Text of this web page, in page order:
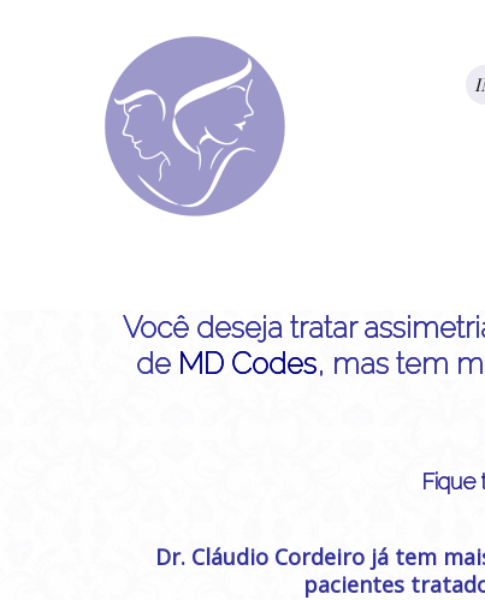
Você deseja tratar
de MD Codes, mas tem
Fique
Dr. Cláudio Cordeiro já tem
pacientes